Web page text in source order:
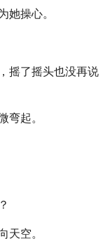
她操心。
摇了摇头也没再说
弯起。
天空。